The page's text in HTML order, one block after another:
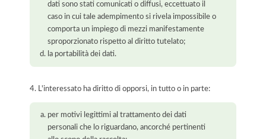
dati sono stati comunicati o diffusi, eccettuato il
caso in cui tale adempimento si rivela impossibile o
comporta un impiego di mezzi manifestamente
sproporzionato rispetto al diritto tutelato;
la portabilità dei dati.
4. L'interessato ha diritto di opporsi, in tutto o in parte:
per motivi legittimi al trattamento dei dati
personali che lo riguardano, ancorché pertinenti